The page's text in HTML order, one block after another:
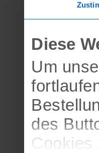
Diese
Um
des
Cookies